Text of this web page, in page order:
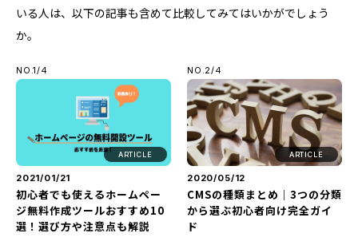
いる人は、以下の記事も含めて比較してみてはいかがでしょう
か。
NO.1/4
ARTICLE
2021/01/21
初心者でも使えるホームペー
ジ無料作成ツールおすすめ10
選！選び方や注意点も解説
NO.2/4
ARTICLE
2020/05/12
CMSの種類まとめ｜3つの分類
から選ぶ初心者向け完全ガイ
ド